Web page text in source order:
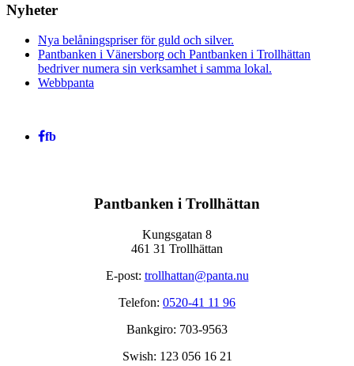
Nyheter
Nya belåningspriser för guld och silver.
Pantbanken i Vänersborg och Pantbanken i Trollhättan
bedriver numera sin verksamhet i samma lokal.
Webbpanta
fb
Pantbanken i Trollhättan
Kungsgatan 8
461 31 Trollhättan
E-post: trollhattan@panta.nu
Telefon: 0520-41 11 96
Bankgiro: 703-9563
Swish: 123 056 16 21